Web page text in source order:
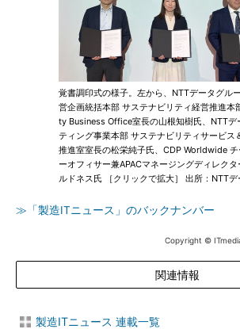
覚書調印式の様子。左から、NTTデータグル
営企画統括本部 サステナビリティ経営推進本
ty Business Office室長の山根知樹氏、NTTデ
ティング事業本部 サステナビリティサービス
推進室室長の松栄純子氏、CDP Worldwide チ
ーオフィサー兼APACマネージングディレク
ルドネス氏 ［クリックで拡大］ 出所：NTTデ
≫「製造ITニュース」のバックナンバー
Copyright ©
関連情報
製造ITニュース 連載一覧